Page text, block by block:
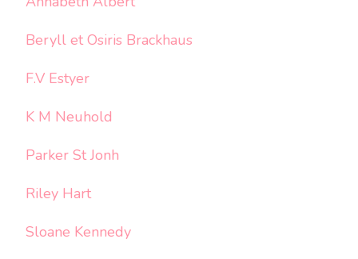
Beryll et Osiris Brackhaus
F.V Estyer
K M Neuhold
Parker St Jonh
Riley Hart
Sloane Kennedy